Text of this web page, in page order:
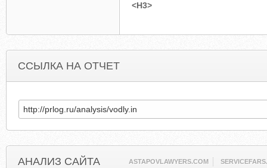
<H3>
ССЫЛКА НА ОТЧЕТ
АНАЛИЗ САЙТА ASTAPOVLAWYERS.COM